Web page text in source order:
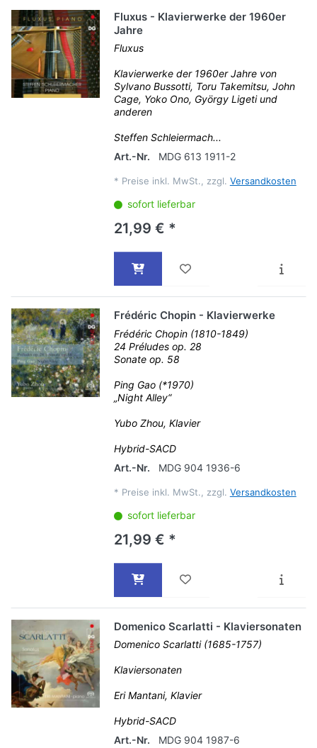
Fluxus - Klavierwerke der 1960er
Jahre
Fluxus
Klavierwerke der 1960er Jahre von
Sylvano Bussotti, Toru Takemitsu, John
Cage, Yoko Ono, György Ligeti und
anderen
Steffen Schleiermach...
Art.-Nr.
MDG 613 1911-2
* Preise inkl. MwSt., zzgl. Versandkosten
sofort lieferbar
21,99 € *
Frédéric Chopin - Klavierwerke
Frédéric Chopin (1810-1849)
24 Préludes op. 28
Sonate op. 58
Ping Gao (*1970)
„Night Alley“
Yubo Zhou, Klavier
Hybrid-SACD
Art.-Nr.
MDG 904 1936-6
* Preise inkl. MwSt., zzgl. Versandkosten
sofort lieferbar
21,99 € *
Domenico Scarlatti - Klaviersonaten
Domenico Scarlatti (1685-1757)
Klaviersonaten
Eri Mantani, Klavier
Hybrid-SACD
Art.-Nr.
MDG 904 1987-6